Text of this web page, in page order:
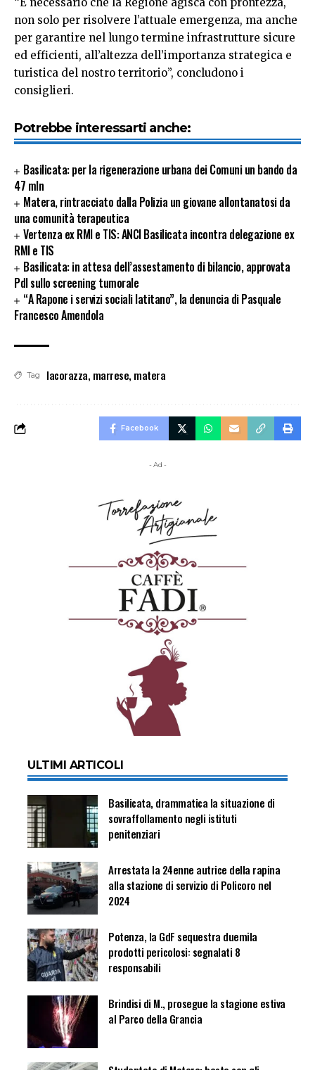
non solo per risolvere l’attuale emergenza, ma anche
per garantire nel lungo termine infrastrutture sicure
ed efficienti, all’altezza dell’importanza strategica e
turistica del nostro territorio”, concludono i
consiglieri.
Potrebbe interessarti anche:
Basilicata: per la rigenerazione urbana dei Comuni un bando da
47 mln
Matera, rintracciato dalla Polizia un giovane allontanatosi da
una comunità terapeutica
Vertenza ex RMI e TIS: ANCI Basilicata incontra delegazione ex
RMI e TIS
Basilicata: in attesa dell’assestamento di bilancio, approvata
Pdl sullo screening tumorale
“A Rapone i servizi sociali latitano”, la denuncia di Pasquale
Francesco Amendola
Tag lacorazza, marrese, matera
Facebook
- Ad -
ULTIMI ARTICOLI
Basilicata, drammatica la situazione di
sovraffollamento negli istituti
penitenziari
Arrestata la 24enne autrice della rapina
alla stazione di servizio di Policoro nel
2024
Potenza, la GdF sequestra duemila
prodotti pericolosi: segnalati 8
responsabili
Brindisi di M., prosegue la stagione estiva
al Parco della Grancia